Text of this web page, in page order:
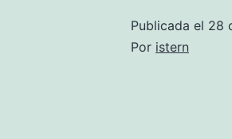
Publicada el 28
Por istern